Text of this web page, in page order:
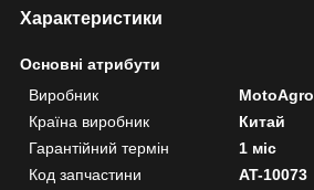
Характеристики
Основні атрибути
Виробник
MotoAgro
Країна виробник
Китай
Гарантійний термін
1 міс
Код запчастини
AT-10073